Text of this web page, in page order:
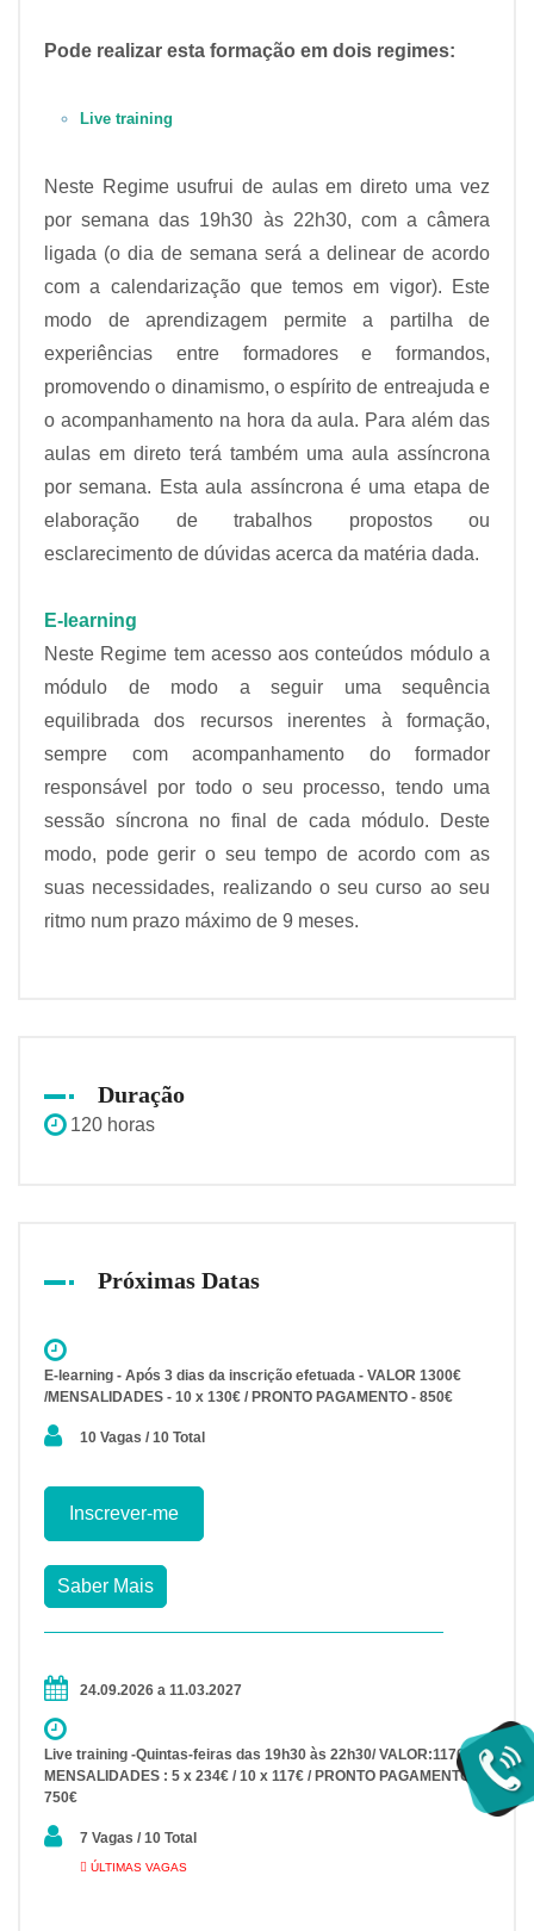
Pode realizar esta formação em dois regimes:
Live training
Neste Regime usufrui de aulas em direto uma vez
por semana das 19h30 às 22h30, com a câmera
ligada (o dia de semana será a delinear de acordo
com a calendarização que temos em vigor). Este
modo de aprendizagem permite a partilha de
experiências entre formadores e formandos,
promovendo o dinamismo, o espírito de entreajuda e
o acompanhamento na hora da aula. Para além das
aulas em direto terá também uma aula assíncrona
por semana. Esta aula assíncrona é uma etapa de
elaboração de trabalhos propostos ou
esclarecimento de dúvidas acerca da matéria dada.
E-learning
Neste Regime tem acesso aos conteúdos módulo a
módulo de modo a seguir uma sequência
equilibrada dos recursos inerentes à formação,
sempre com acompanhamento do formador
responsável por todo o seu processo, tendo uma
sessão síncrona no final de cada módulo. Deste
modo, pode gerir o seu tempo de acordo com as
suas necessidades, realizando o seu curso ao seu
ritmo num prazo máximo de 9 meses.
Duração
120 horas
Próximas Datas
E-learning - Após 3 dias da inscrição efetuada - VALOR 1300€
/MENSALIDADES - 10 x 130€ / PRONTO PAGAMENTO - 850€
10 Vagas / 10 Total
Inscrever-me
Saber Mais
24.09.2026 a 11.03.2027
Live training -Quintas-feiras das 19h30 às 22h30/ VALOR:1170€ -
MENSALIDADES : 5 x 234€ / 10 x 117€ / PRONTO PAGAMENTO -
750€
7 Vagas / 10 Total
ÚLTIMAS VAGAS